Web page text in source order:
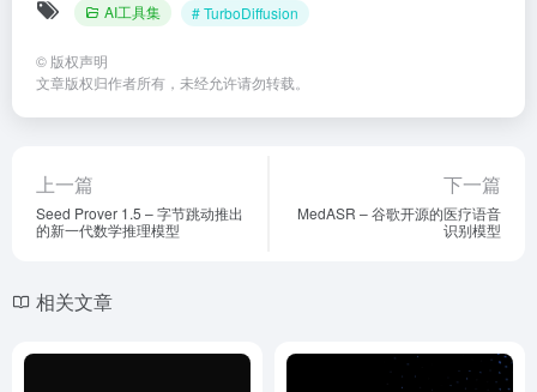
AI工具集 # TurboDiffusion
© 版权声明
文章版权归作者所有，未经允许请勿转载。
上一篇
Seed Prover 1.5 – 字节跳动推出
的新一代数学推理模型
下一篇
MedASR – 谷歌开源的医疗语音
识别模型
相关文章